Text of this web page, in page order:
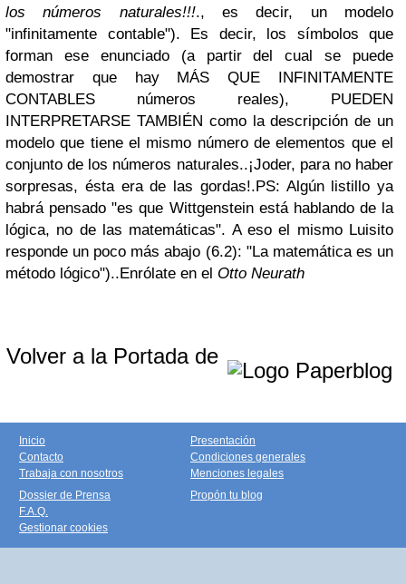
los números naturales!!!., es decir, un modelo
"infinitamente contable"). Es decir, los símbolos que
forman ese enunciado (a partir del cual se puede
demostrar que hay MÁS QUE INFINITAMENTE
CONTABLES números reales), PUEDEN
INTERPRETARSE TAMBIÉN como la descripción de un
modelo que tiene el mismo número de elementos que el
conjunto de los números naturales..¡Joder, para no haber
sorpresas, ésta era de las gordas!.PS: Algún listillo ya
habrá pensado "es que Wittgenstein está hablando de la
lógica, no de las matemáticas". A eso el mismo Luisito
responde un poco más abajo (6.2): "La matemática es un
método lógico")..Enrólate en el Otto Neurath
Volver a la Portada de
Inicio
Contacto
Trabaja con nosotros
Presentación
Condiciones generales
Menciones legales
Dossier de Prensa
F.A.Q.
Gestionar cookies
Propón tu blog